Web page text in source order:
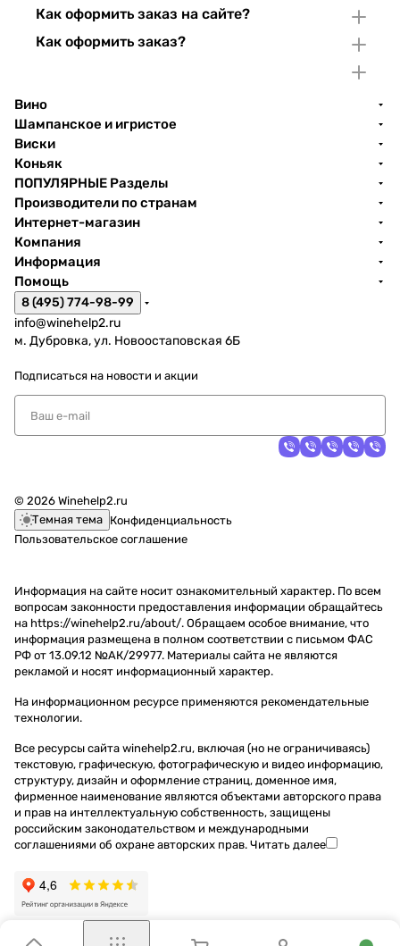
Как оформить заказ на сайте?
Как оформить заказ?
Вино
Шампанское и игристое
Виски
Коньяк
ПОПУЛЯРНЫЕ Разделы
Производители по странам
Интернет-магазин
Компания
Информация
Помощь
8 (495) 774-98-99
info@winehelp2.ru
м. Дубровка, ул. Новоостаповская 6Б
Подписаться на новости и акции
© 2026 Winehelp2.ru
Темная тема Конфиденциальность
Пользовательское соглашение
Информация на сайте носит ознакомительный характер. По всем
вопросам законности предоставления информации обращайтесь
на https://winehelp2.ru/about/. Обращаем особое внимание, что
информация размещена в полном соответствии с письмом ФАС
РФ от 13.09.12 №АК/29977. Материалы сайта не являются
рекламой и носят информационный характер.
На информационном ресурсе применяются рекомендательные
технологии.
Все ресурсы сайта winehelp2.ru, включая (но не ограничиваясь)
текстовую, графическую, фотографическую и видео информацию,
структуру, дизайн и оформление страниц, доменное имя,
фирменное наименование являются объектами авторского права
и прав на интеллектуальную собственность, защищены
российским законодательством и международными
соглашениями об охране авторских прав. Читать далее